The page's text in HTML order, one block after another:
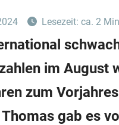
Lesezeit: ca. 2
im August
zum
gab es